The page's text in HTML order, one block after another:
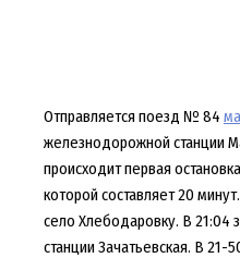
Отправляется поезд № 84
железнодорожной станции
происходит первая
которой составляет 20
село Хлебодаровку. В 21:04
станции Зачатьевская. В 21-